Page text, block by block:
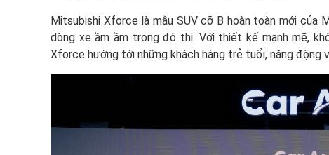
Mitsubishi Xforce là mẫu SUV cỡ B hoàn toàn mới của
dòng xe ầm ầm trong đô thị. Với thiết kế mạnh mẽ,
Xforce hướng tới những khách hàng trẻ tuổi, năng động